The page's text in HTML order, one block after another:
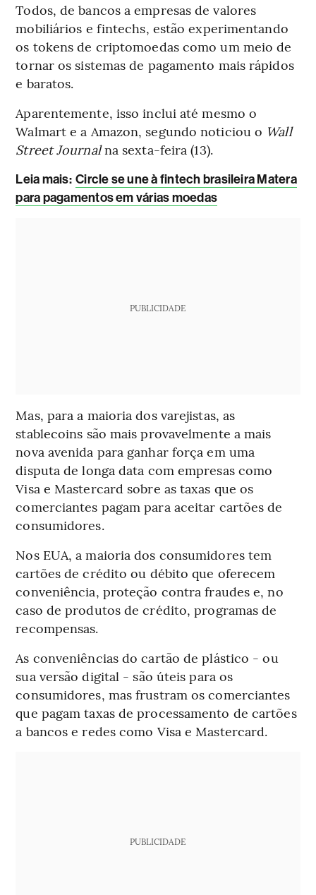
Todos, de bancos a empresas de valores
mobiliários e fintechs, estão experimentando
os tokens de criptomoedas como um meio de
tornar os sistemas de pagamento mais rápidos
e baratos.
Aparentemente, isso inclui até mesmo o
Walmart e a Amazon, segundo noticiou o Wall
Street Journalna sexta-feira (13).
Leia mais: Circle se une à fintech brasileira Matera
para pagamentos em várias moedas
PUBLICIDADE
Mas, para a maioria dos varejistas, as
stablecoins são mais provavelmente a mais
nova avenida para ganhar força em uma
disputa de longa data com empresas como
Visa e Mastercard sobre as taxas que os
comerciantes pagam para aceitar cartões de
consumidores.
Nos EUA, a maioria dos consumidores tem
cartões de crédito ou débito que oferecem
conveniência, proteção contra fraudes e, no
caso de produtos de crédito, programas de
recompensas.
As conveniências do cartão de plástico - ou
sua versão digital - são úteis para os
consumidores, mas frustram os comerciantes
que pagam taxas de processamento de cartões
a bancos e redes como Visa e Mastercard.
PUBLICIDADE